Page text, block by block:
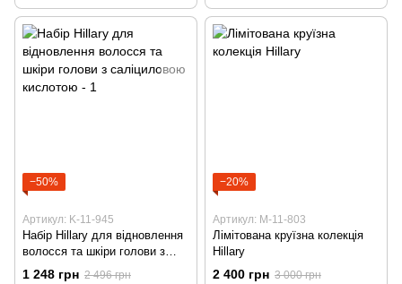
−50%
Артикул: K-11-945
Набір Hillary для відновлення
волосся та шкіри голови з
саліциловою кислотою
1 248 грн 2 496 грн
−20%
Артикул: M-11-803
Лімітована круїзна колекція
Hillary
2 400 грн 3 000 грн